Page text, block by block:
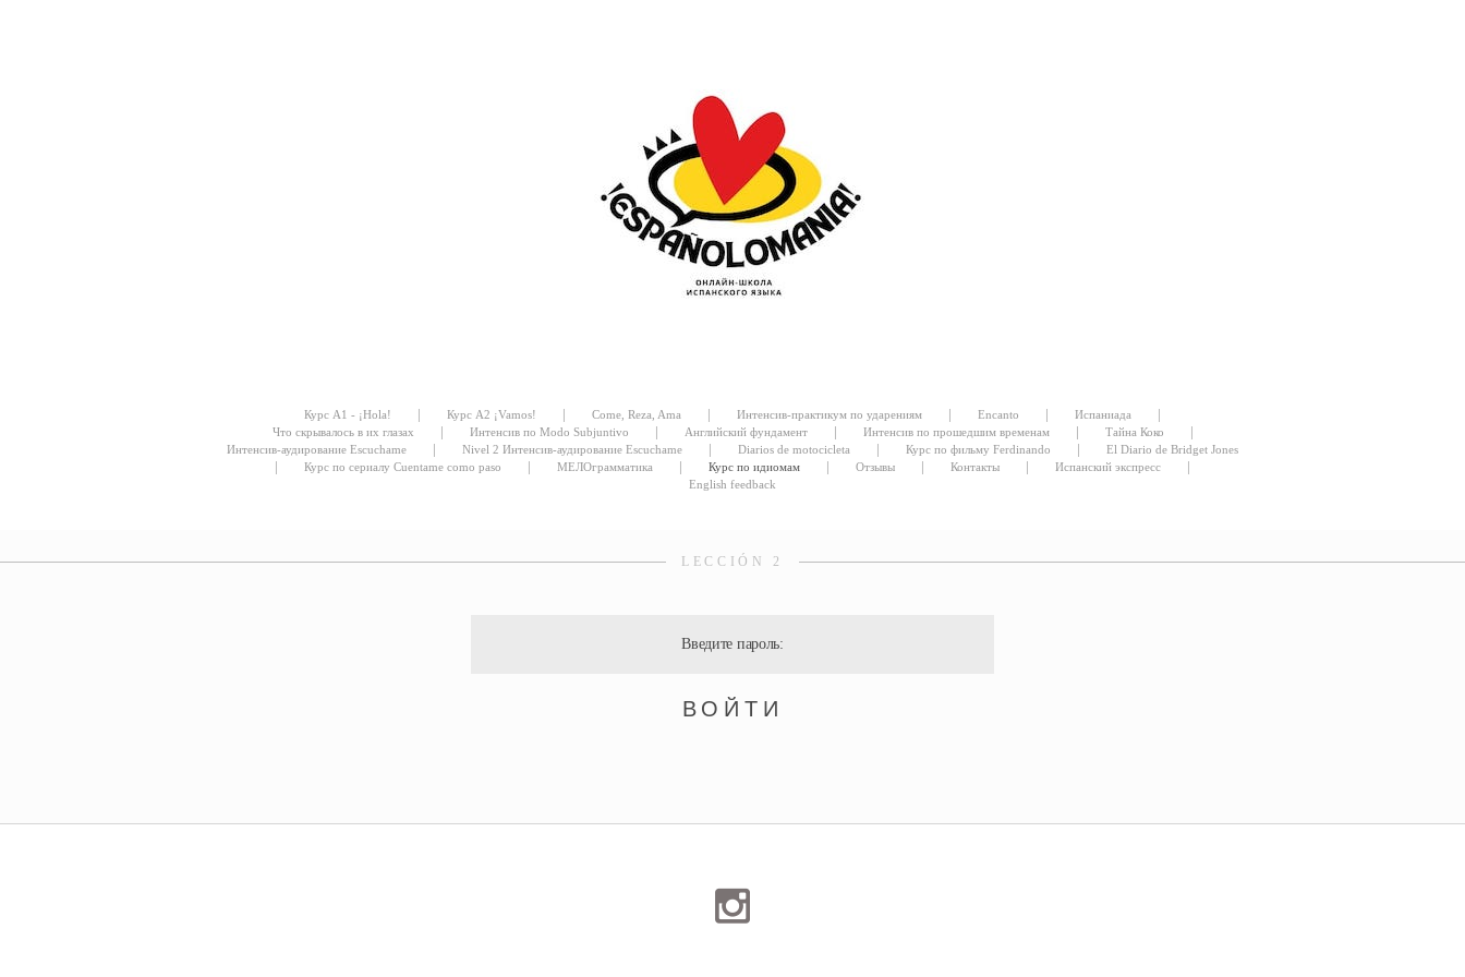
Курс А1 - ¡Hola! | Курс А2 ¡Vamos! | Come, Reza, Ama | Интенсив-практикум по ударениям | Encanto | Испаниада |
Что скрывалось в их глазах | Интенсив по Modo Subjuntivo | Английский фундамент | Интенсив по прошедшим временам | Тайна Коко |
Интенсив-аудирование Escuchame | Nivel 2 Интенсив-аудирование Escuchame | Diarios de motocicleta | Курс по фильму Ferdinando | El Diario de Bridget Jones
| Курс по сериалу Cuentame como paso | МЕЛОграмматика | Курс по идиомам | Отзывы | Контакты | Испанский экспресс |
English feedback
LECCIÓN 2